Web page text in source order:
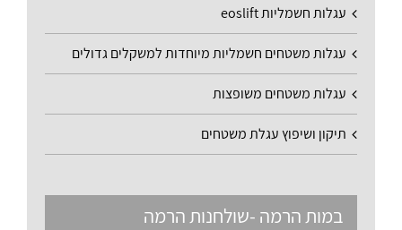
עגלות חשמליות eoslift
עגלות משטחים חשמליות מיוחדות למשקלים גדולים
עגלות משטחים משופצות
תיקון ושיפוץ עגלת משטחים
במות הרמה -שולחנות הרמה